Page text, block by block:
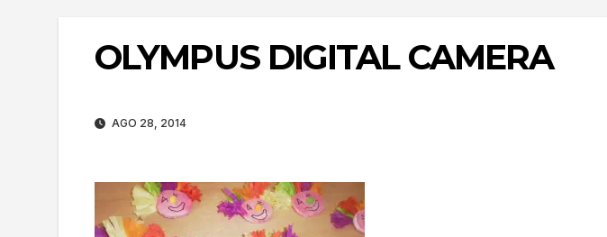
OLYMPUS DIGITAL CAMERA
AGO 28, 2014